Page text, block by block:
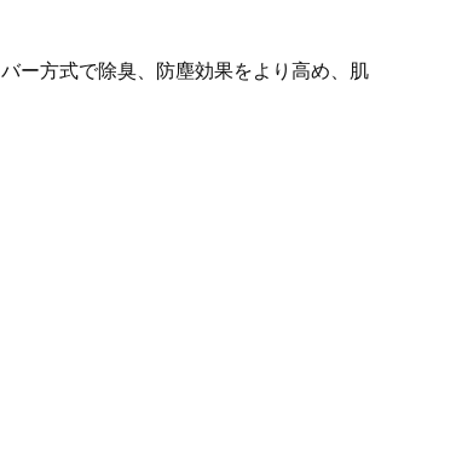
ー方式で除臭、防塵効果をより高め、肌